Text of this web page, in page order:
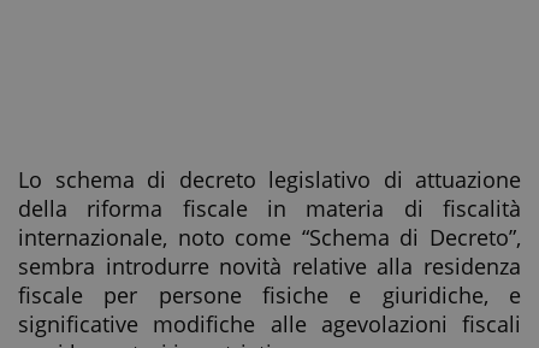
Lo schema di decreto legislativo di attuazione
della riforma fiscale in materia di fiscalità
internazionale, noto come “Schema di Decreto”,
sembra introdurre novità relative alla residenza
fiscale per persone fisiche e giuridiche, e
significative modifiche alle agevolazioni fiscali